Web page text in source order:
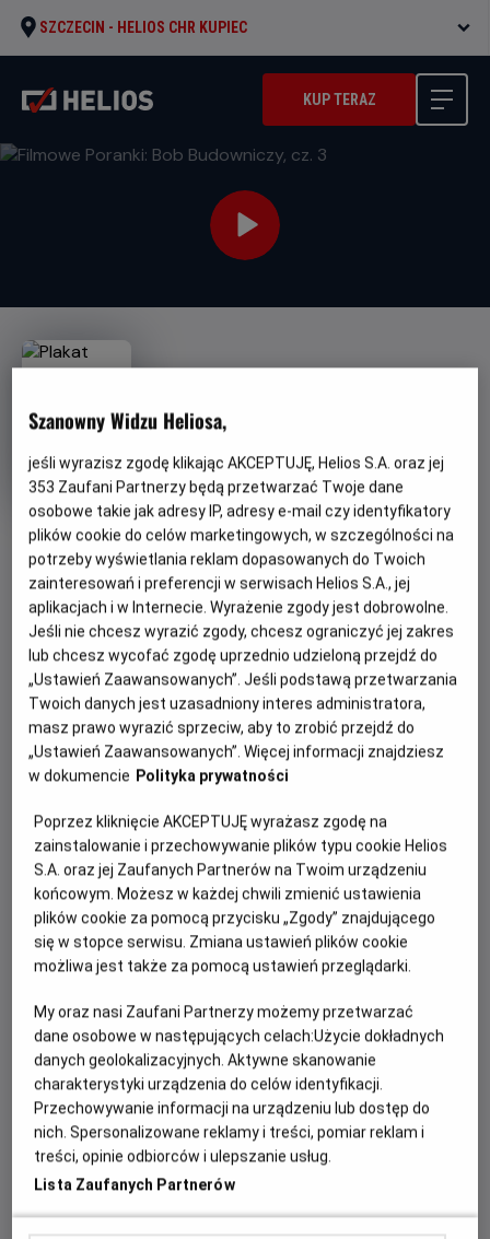
SZCZECIN - HELIOS CHR KUPIEC
KUP TERAZ
OBSERWUJ
Filmowe Poranki: Bob
Budowniczy, cz. 3
Gatunek
Animowany
Czas
trwania
85 min
OPIS WYDARZENIA
Zapraszamy na kolejną porcję filmowych niespodzianek w
nowej odsłonie -Filmowe Poranki: Bob Budowniczy, cz.
, w niedzielę19 lipca o godzinie 10:30.
Zaprezentujemy zestaw bajek:
Ważne zadanie Filipa
Dom na kółkach
Niespodzianka dla Marty
Lodowate miasteczko
Superkoparka
Czas trwania pokazów: 55 minut
Bob Budowniczy to animowany serial dla dzieci. Jego akcja
toczy się na placu budowy. Główne postacie serialu to Bob
Budowniczy oraz jego przyjaciele: koparka, betoniarka,
buldożer, walec i dźwig. Bohaterowie: ludzie i maszyny –
darzą się wzajemnym szacunkiem udowadniając, że
współpraca i pozytywne podejście pozwalają rozwiązać
każdy problem.
Projekcję Filmowych Poranków poprzedzają konkursy
i zabawy na sali kinowej.
Szanowny Widzu Heliosa,
jeśli wyrazisz zgodę klikając AKCEPTUJĘ, Helios S.A. oraz jej
353 Zaufani Partnerzy będą przetwarzać Twoje dane
osobowe takie jak adresy IP, adresy e-mail czy identyfikatory
plików cookie do celów marketingowych, w szczególności na
potrzeby wyświetlania reklam dopasowanych do Twoich
zainteresowań i preferencji w serwisach Helios S.A., jej
aplikacjach i w Internecie. Wyrażenie zgody jest dobrowolne.
Jeśli nie chcesz wyrazić zgody, chcesz ograniczyć jej zakres
lub chcesz wycofać zgodę uprzednio udzieloną przejdź do
„Ustawień Zaawansowanych”. Jeśli podstawą przetwarzania
Twoich danych jest uzasadniony interes administratora,
masz prawo wyrazić sprzeciw, aby to zrobić przejdź do
„Ustawień Zaawansowanych”. Więcej informacji znajdziesz
w dokumencie Polityka prywatności
Poprzez kliknięcie AKCEPTUJĘ wyrażasz zgodę na
zainstalowanie i przechowywanie plików typu cookie Helios
S.A. oraz jej Zaufanych Partnerów na Twoim urządzeniu
końcowym. Możesz w każdej chwili zmienić ustawienia
plików cookie za pomocą przycisku „Zgody” znajdującego
się w stopce serwisu. Zmiana ustawień plików cookie
możliwa jest także za pomocą ustawień przeglądarki.
My oraz nasi Zaufani Partnerzy możemy przetwarzać
dane osobowe w następujących celach:Użycie dokładnych
danych geolokalizacyjnych. Aktywne skanowanie
charakterystyki urządzenia do celów identyfikacji.
Przechowywanie informacji na urządzeniu lub dostęp do
nich. Spersonalizowane reklamy i treści, pomiar reklam i
treści, opinie odbiorców i ulepszanie usług.
Lista Zaufanych Partnerów